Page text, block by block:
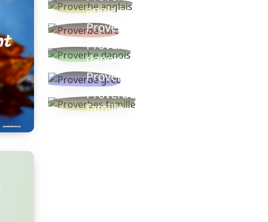
anglais
Proverbe turc
Proverbe
danois
Proverbe grec
Proverbes
famille